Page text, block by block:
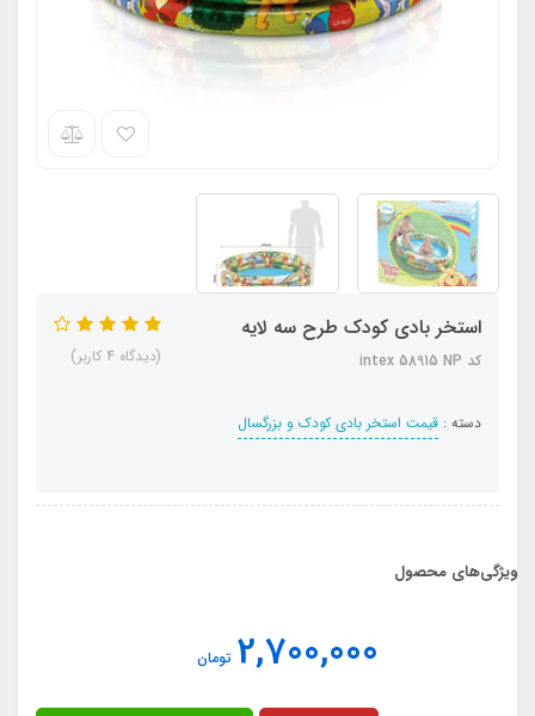
استخر بادی کودک طرح سه لایه
کد intex 58915 NP
دسته : قیمت استخر بادی کودک و بزرگسال
(دیدگاه 4 کاربر)
ویژگی‌های محصول
2,700,000 تومان